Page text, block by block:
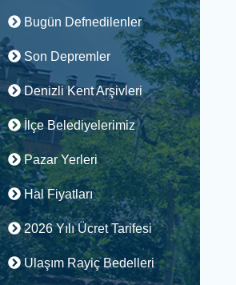
Bugün Defnedilenler
Son Depremler
Denizli Kent Arşivleri
İlçe Belediyelerimiz
Pazar Yerleri
Hal Fiyatları
2026 Yılı Ücret Tarifesi
Ulaşım Rayiç Bedelleri